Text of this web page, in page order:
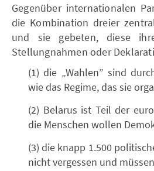
Gegenüber internationalen
die Kombination dreier
und sie gebeten, diese
Stellungnahmen oder
(1) die „Wahlen” sind
wie das Regime, das sie
(2) Belarus ist Teil der
die Menschen wollen
(3) die knapp 1.500
nicht vergessen und